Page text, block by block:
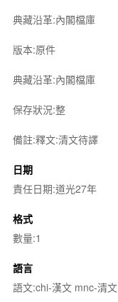
典藏沿革:內閣檔庫
版本:原件
典藏沿革:內閣檔庫
保存狀況:整
備註:釋文:清文待譯
日期
責任日期:道光27年
格式
數量:1
語言
語文:chi-漢文 mnc-清文